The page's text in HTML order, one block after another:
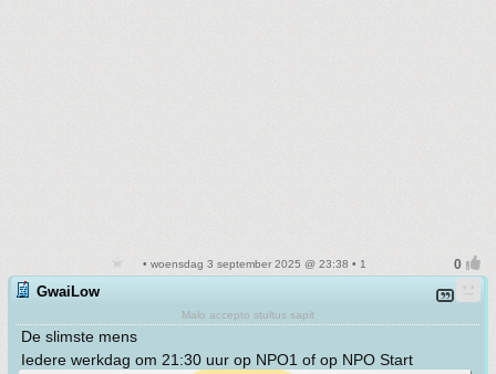
• woensdag 3 september 2025 @ 23:38 • 1
GwaiLow
Malo accepto stultus sapit
De slimste mens
Iedere werkdag om 21:30 uur op NPO1 of op NPO Start